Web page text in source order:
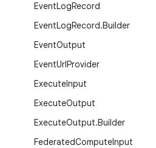
EventLogRecord
EventLogRecord.Builder
EventOutput
EventUrlProvider
ExecuteInput
ExecuteOutput
ExecuteOutput.Builder
FederatedComputeInput